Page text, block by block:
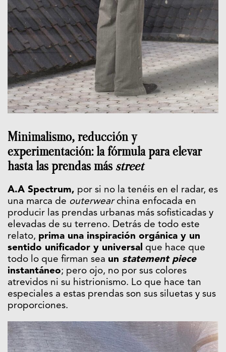
Minimalismo, reducción y
experimentación: la fórmula para elevar
hasta las prendas más street
A.A Spectrum, por si no la tenéis en el radar, es
una marca de outerwearchina enfocada en
producir las prendas urbanas más sofisticadas y
elevadas de su terreno. Detrás de todo este
relato, prima una inspiración orgánica y un
sentido unificador y universal que hace que
todo lo que firman sea un statement piece
instantáneo; pero ojo, no por sus colores
atrevidos ni su histrionismo. Lo que hace tan
especiales a estas prendas son sus siluetas y sus
proporciones.